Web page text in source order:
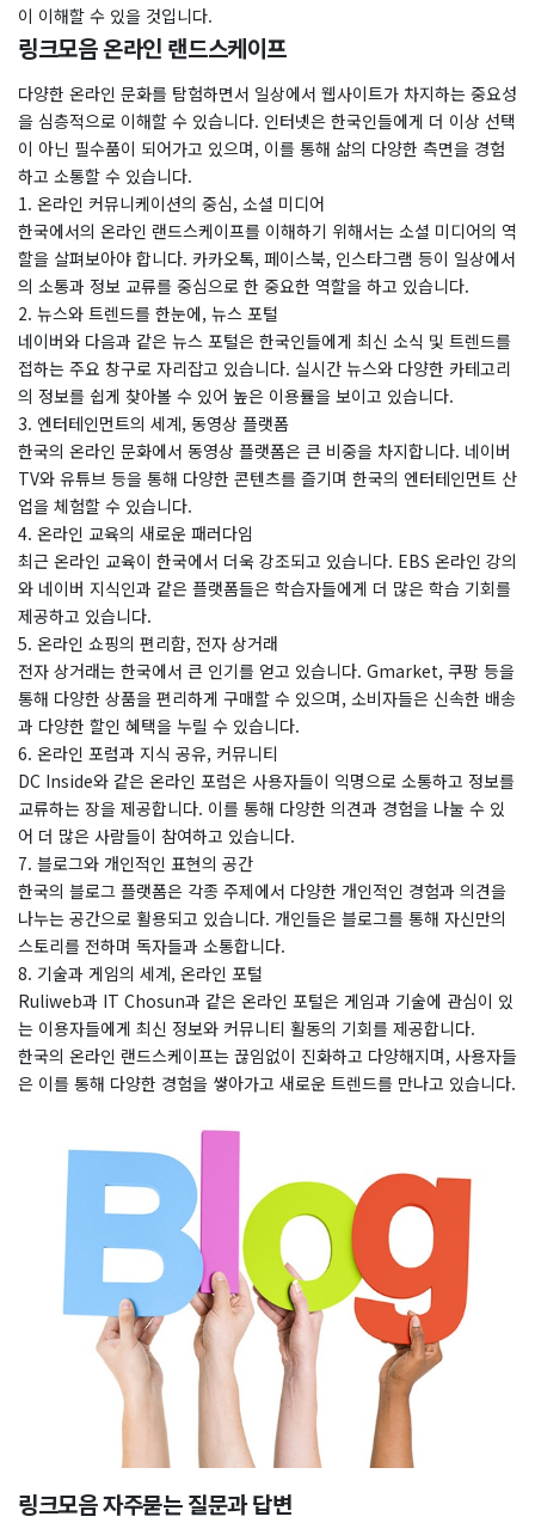
이 이해할 수 있을 것입니다.
링크모음 온라인 랜드스케이프
다양한 온라인 문화를 탐험하면서 일상에서 웹사이트가 차지하는 중요성
을 심층적으로 이해할 수 있습니다. 인터넷은 한국인들에게 더 이상 선택
이 아닌 필수품이 되어가고 있으며, 이를 통해 삶의 다양한 측면을 경험
하고 소통할 수 있습니다.
1. 온라인 커뮤니케이션의 중심, 소셜 미디어
한국에서의 온라인 랜드스케이프를 이해하기 위해서는 소셜 미디어의 역
할을 살펴보아야 합니다. 카카오톡, 페이스북, 인스타그램 등이 일상에서
의 소통과 정보 교류를 중심으로 한 중요한 역할을 하고 있습니다.
2. 뉴스와 트렌드를 한눈에, 뉴스 포털
네이버와 다음과 같은 뉴스 포털은 한국인들에게 최신 소식 및 트렌드를
접하는 주요 창구로 자리잡고 있습니다. 실시간 뉴스와 다양한 카테고리
의 정보를 쉽게 찾아볼 수 있어 높은 이용률을 보이고 있습니다.
3. 엔터테인먼트의 세계, 동영상 플랫폼
한국의 온라인 문화에서 동영상 플랫폼은 큰 비중을 차지합니다. 네이버
TV와 유튜브 등을 통해 다양한 콘텐츠를 즐기며 한국의 엔터테인먼트 산
업을 체험할 수 있습니다.
4. 온라인 교육의 새로운 패러다임
최근 온라인 교육이 한국에서 더욱 강조되고 있습니다. EBS 온라인 강의
와 네이버 지식인과 같은 플랫폼들은 학습자들에게 더 많은 학습 기회를
제공하고 있습니다.
5. 온라인 쇼핑의 편리함, 전자 상거래
전자 상거래는 한국에서 큰 인기를 얻고 있습니다. Gmarket, 쿠팡 등을
통해 다양한 상품을 편리하게 구매할 수 있으며, 소비자들은 신속한 배송
과 다양한 할인 혜택을 누릴 수 있습니다.
6. 온라인 포럼과 지식 공유, 커뮤니티
DC Inside와 같은 온라인 포럼은 사용자들이 익명으로 소통하고 정보를
교류하는 장을 제공합니다. 이를 통해 다양한 의견과 경험을 나눌 수 있
어 더 많은 사람들이 참여하고 있습니다.
7. 블로그와 개인적인 표현의 공간
한국의 블로그 플랫폼은 각종 주제에서 다양한 개인적인 경험과 의견을
나누는 공간으로 활용되고 있습니다. 개인들은 블로그를 통해 자신만의
스토리를 전하며 독자들과 소통합니다.
8. 기술과 게임의 세계, 온라인 포털
Ruliweb과 IT Chosun과 같은 온라인 포털은 게임과 기술에 관심이 있
는 이용자들에게 최신 정보와 커뮤니티 활동의 기회를 제공합니다.
한국의 온라인 랜드스케이프는 끊임없이 진화하고 다양해지며, 사용자들
은 이를 통해 다양한 경험을 쌓아가고 새로운 트렌드를 만나고 있습니다.
링크모음 자주묻는 질문과 답변